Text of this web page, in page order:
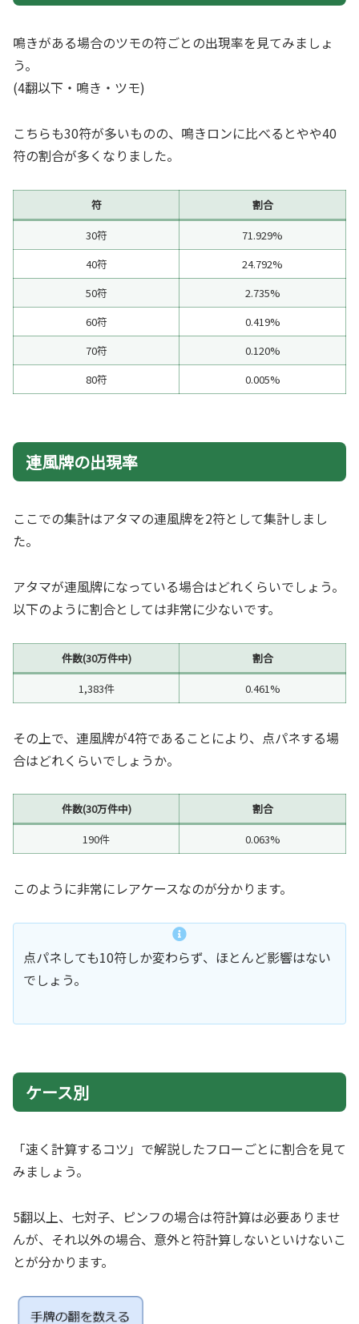
鳴きがある場合のツモの符ごとの出現率を見てみましょ
う。
(4翻以下・鳴き・ツモ)
こちらも30符が多いものの、鳴きロンに比べるとやや40
符の割合が多くなりました。
符
割合
30符
71.929%
40符
24.792%
50符
2.735%
60符
0.419%
70符
0.120%
80符
0.005%
連風牌の出現率
ここでの集計はアタマの連風牌を2符として集計しまし
た。
アタマが連風牌になっている場合はどれくらいでしょう。
以下のように割合としては非常に少ないです。
件数(30万件中)
割合
1,383件
0.461%
その上で、連風牌が4符であることにより、点パネする場
合はどれくらいでしょうか。
件数(30万件中)
割合
190件
0.063%
このように非常にレアケースなのが分かります。
点パネしても10符しか変わらず、ほとんど影響はない
でしょう。
ケース別
「速く計算するコツ」で解説したフローごとに割合を見て
みましょう。
5翻以上、七対子、ピンフの場合は符計算は必要ありませ
んが、それ以外の場合、意外と符計算しないといけないこ
とが分かります。